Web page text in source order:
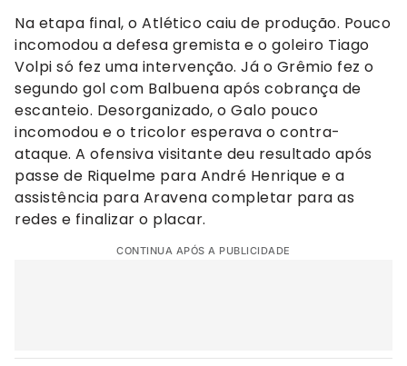
Na etapa final, o Atlético caiu de produção. Pouco
incomodou a defesa gremista e o goleiro Tiago
Volpi só fez uma intervenção. Já o Grêmio fez o
segundo gol com Balbuena após cobrança de
escanteio. Desorganizado, o Galo pouco
incomodou e o tricolor esperava o contra-
ataque. A ofensiva visitante deu resultado após
passe de Riquelme para André Henrique e a
assistência para Aravena completar para as
redes e finalizar o placar.
CONTINUA APÓS A PUBLICIDADE